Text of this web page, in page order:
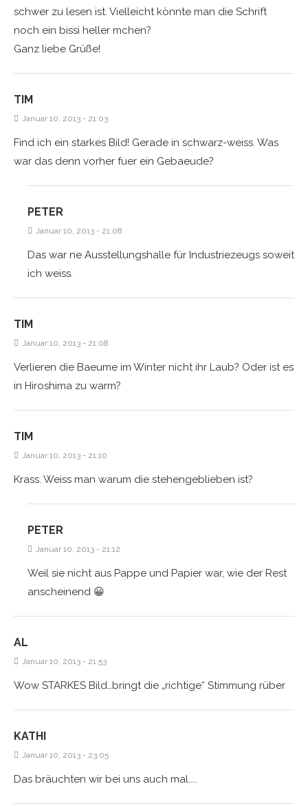
schwer zu lesen ist. Vielleicht könnte man die Schrift
noch ein bissi heller mchen?
Ganz liebe Grüße!
TIM
Januar 10, 2013 - 21:03
Find ich ein starkes Bild! Gerade in schwarz-weiss. Was
war das denn vorher fuer ein Gebaeude?
PETER
Januar 10, 2013 - 21:08
Das war ne Ausstellungshalle für Industriezeugs soweit
ich weiss.
TIM
Januar 10, 2013 - 21:08
Verlieren die Baeume im Winter nicht ihr Laub? Oder ist es
in Hiroshima zu warm?
TIM
Januar 10, 2013 - 21:10
Krass. Weiss man warum die stehengeblieben ist?
PETER
Januar 10, 2013 - 21:12
Weil sie nicht aus Pappe und Papier war, wie der Rest
anscheinend 😀
AL
Januar 10, 2013 - 21:53
Wow STARKES Bild…bringt die „richtige“ Stimmung rüber
KATHI
Januar 10, 2013 - 23:05
Das bräuchten wir bei uns auch mal…..